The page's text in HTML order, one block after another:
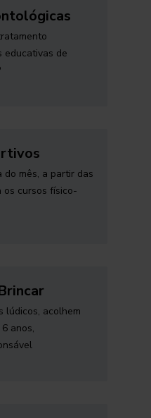
educativas de
do mês, a partir das
os cursos físico-
lúdicos, acolhem
anos,